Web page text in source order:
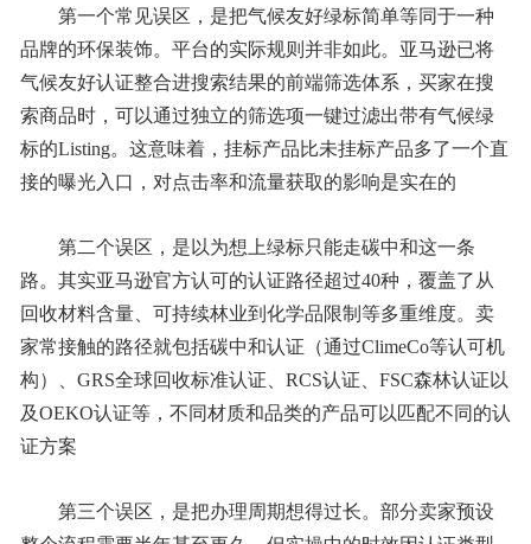
第一个常见误区，是把气候友好绿标简单等同于一种
品牌的环保装饰。平台的实际规则并非如此。亚马逊已将
气候友好认证整合进搜索结果的前端筛选体系，买家在搜
索商品时，可以通过独立的筛选项一键过滤出带有气候绿
标的Listing。这意味着，挂标产品比未挂标产品多了一个直
接的曝光入口，对点击率和流量获取的影响是实在的
第二个误区，是以为想上绿标只能走碳中和这一条
路。其实亚马逊官方认可的认证路径超过40种，覆盖了从
回收材料含量、可持续林业到化学品限制等多重维度。卖
家常接触的路径就包括碳中和认证（通过ClimeCo等认可机
构）、GRS全球回收标准认证、RCS认证、FSC森林认证以
及OEKO认证等，不同材质和品类的产品可以匹配不同的认
证方案
第三个误区，是把办理周期想得过长。部分卖家预设